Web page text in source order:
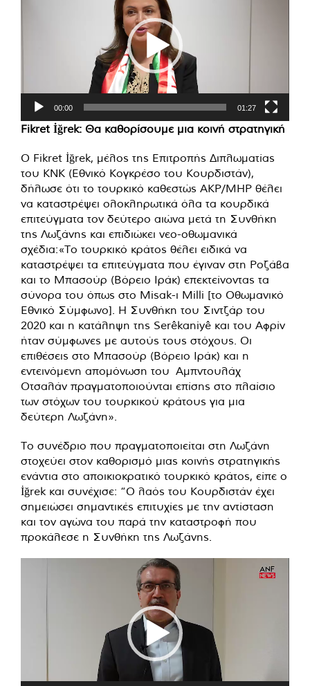
00:00 01:27
Fikret İğrek: Θα καθορίσουμε μια κοινή στρατηγική
Ο Fikret İğrek, μέλος της Επιτροπής Διπλωματίας
του KNK (Εθνικό Κογκρέσο του Κουρδιστάν),
δήλωσε ότι το τουρκικό καθεστώς AKP/MHP θέλει
να καταστρέψει ολοκληρωτικά όλα τα κουρδικά
επιτεύγματα τον δεύτερο αιώνα μετά τη Συνθήκη
της Λωζάνης και επιδιώκει νεο-οθωμανικά
σχέδια:«Το τουρκικό κράτος θέλει ειδικά να
καταστρέψει τα επιτεύγματα που έγιναν στη Ροζάβα
και το Μπασούρ (Βόρειο Ιράκ) επεκτείνοντας τα
σύνορα του όπως στο Misak-ı Milli [το Οθωμανικό
Εθνικό Σύμφωνο]. Η Συνθήκη του Σιντζάρ του
2020 και η κατάληψη της Serêkaniyê και του Αφρίν
ήταν σύμφωνες με αυτούς τους στόχους. Οι
επιθέσεις στο Μπασούρ (Βόρειο Ιράκ) και η
εντεινόμενη απομόνωση του Αμπντουλάχ
Οτσαλάν πραγματοποιούνται επίσης στο πλαίσιο
των στόχων του τουρκικού κράτους για μια
δεύτερη Λωζάνη».
Το συνέδριο που πραγματοποιείται στη Λωζάνη
στοχεύει στον καθορισμό μιας κοινής στρατηγικής
ενάντια στο αποικιοκρατικό τουρκικό κράτος, είπε ο
İğrek και συνέχισε: “Ο λαός του Κουρδιστάν έχει
σημειώσει σημαντικές επιτυχίες με την αντίσταση
και τον αγώνα του παρά την καταστροφή που
προκάλεσε η Συνθήκη της Λωζάνης.